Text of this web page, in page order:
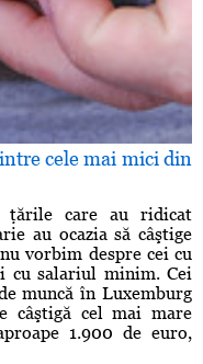
cele mai mici din
ţările care au ridicat
au ocazia să câştige
vorbim despre cei cu
cu salariul minim. Cei
muncă în Luxemburg
câştigă cel mai mare
1.900 de euro,